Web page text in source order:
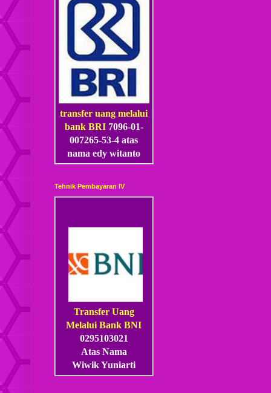
transfer uang melalui
bank BRI 7096-01-
007265-53-4 atas
nama edy witanto
Tehnik Pembayaran IV
Transfer Uang
Melalui Bank BNI
0295103021
Atas Nama
Wiwik Yuniarti